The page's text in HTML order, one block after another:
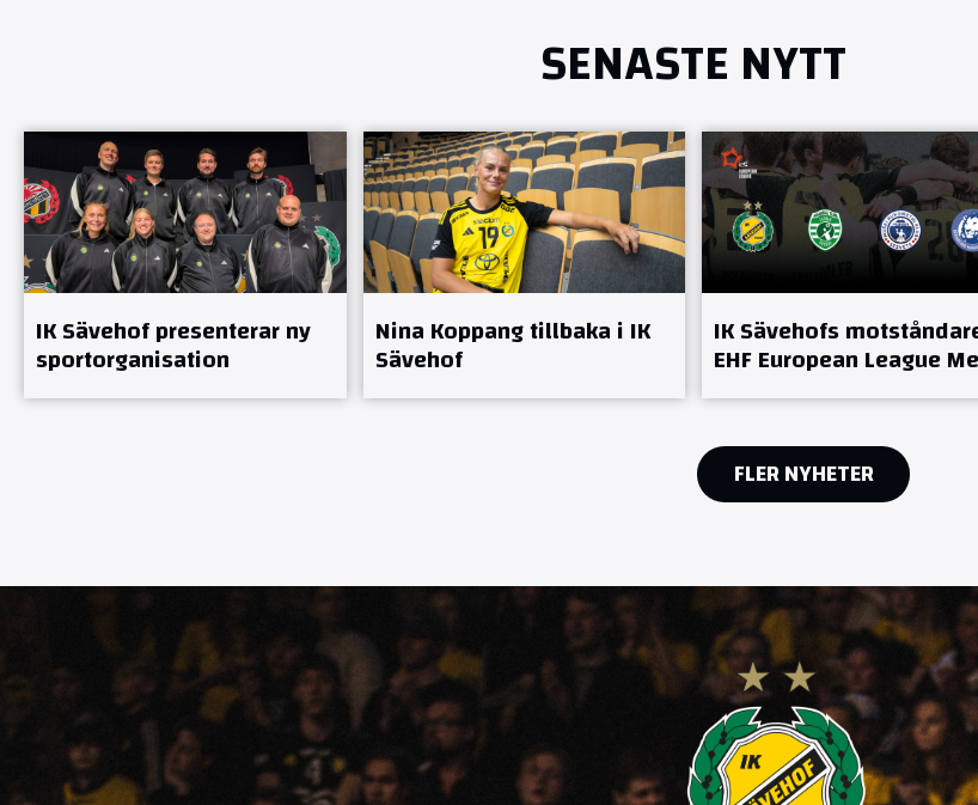
SENASTE NYTT
IK Sävehof presenterar ny
sportorganisation
Nina Koppang tillbaka i IK
Sävehof
IK Sävehofs
EHF European League
FLER NYHETER